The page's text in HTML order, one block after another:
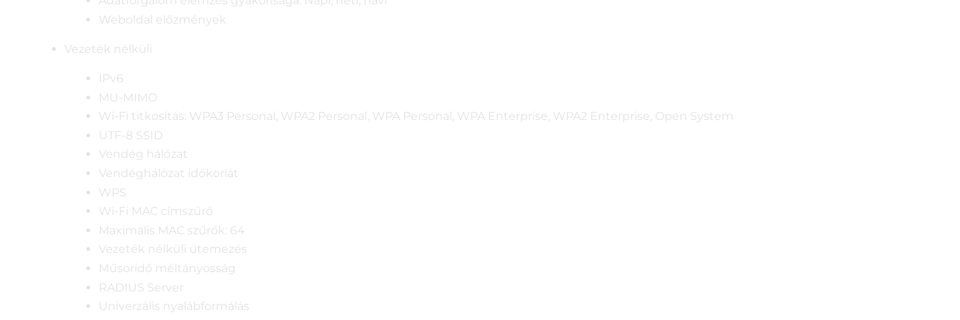
Weboldal előzmények
Vezeték nélküli
IPv6
MU-MIMO
Wi-Fi titkosítás: WPA3 Personal, WPA2 Personal, WPA Personal, WPA Enterprise, WPA2 Enterprise, Open System
UTF-8 SSID
Vendég hálózat
Vendéghálózat időkorlát
WPS
Wi-Fi MAC címszűrő
Maximális MAC szűrők: 64
Vezeték nélküli ütemezés
Műsoridő méltányosság
RADIUS Server
Univerzális nyalábformálás